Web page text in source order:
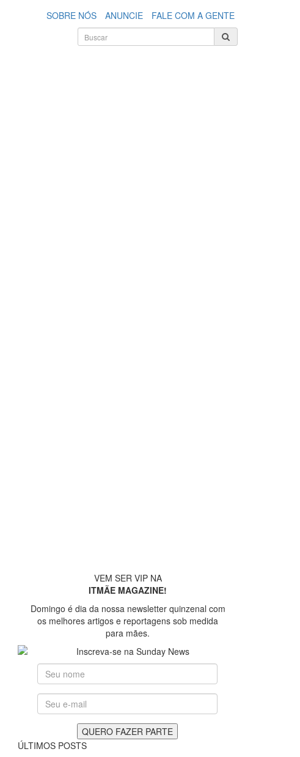
SOBRE NÓS ANUNCIE
FALE COM A GENTE
VEM SER VIP NA
ITMÃE MAGAZINE!
Domingo é dia da nossa newsletter quinzenal com
os melhores artigos e reportagens sob medida
para mães.
ÚLTIMOS POSTS